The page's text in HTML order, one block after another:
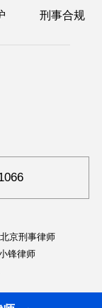
刑事合规
北京刑事律师
锋律师